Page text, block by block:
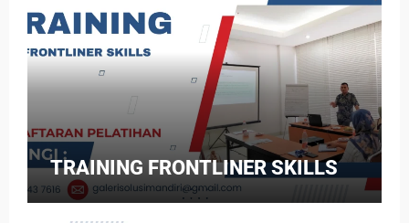
TRAINING FRONTLINER SKILLS